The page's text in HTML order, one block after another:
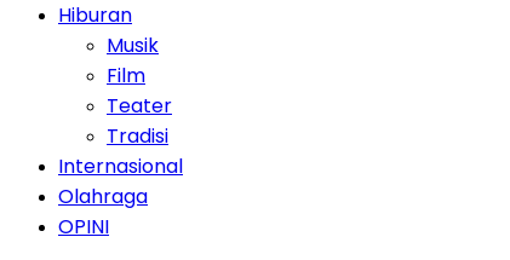
Hiburan
Musik
Film
Teater
Tradisi
Internasional
Olahraga
OPINI